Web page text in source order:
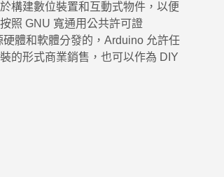
構建數位裝置和互動式物件，以便
照 GNU 寬通用公共許可證
硬體和軟體分發的，Arduino 允許任
的形式商業銷售，也可以作為 DIY